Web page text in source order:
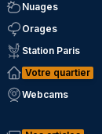
Nuages
Orages
Station Paris
Votre quartier
Webcams